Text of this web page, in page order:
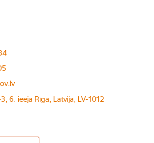
6. ieeja Rīga, Latvija, LV-1012